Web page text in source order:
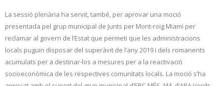
La sessió plenària ha servit, també, per aprovar una moció
presentada pel grup municipal de Junts per Mont-roig Miami per
reclamar al govern de l’Estat que permeti que les administracions
locals puguin disposar del superàvit de l’any 2019 i dels romanents
acumulats per a destinar-los a mesures per a la reactivació
socioeconòmica de les respectives comunitats locals. La moció s’ha